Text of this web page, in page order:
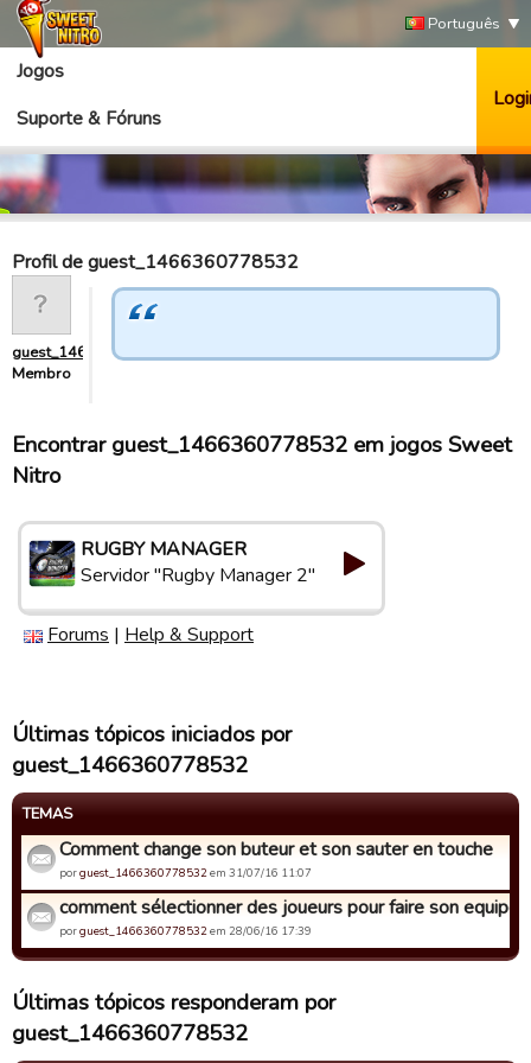
Português
Jogos
Suporte & Fóruns
Profil de guest_1466360778532
guest_1466360778532
Membro
Encontrar guest_1466360778532 em jogos Sweet
Nitro
RUGBY MANAGER
Servidor "Rugby Manager 2"
Forums | Help & Support
Últimas tópicos iniciados por
guest_1466360778532
TEMAS
Comment change son buteur et son sauter en touche
porguest_1466360778532em 31/07/16 11:07
comment sélectionner des joueurs pour faire son equipe
porguest_1466360778532em 28/06/16 17:39
Últimas tópicos responderam por
guest_1466360778532